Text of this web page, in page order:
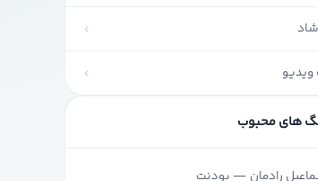
های محبوب
رادمان — بودنت